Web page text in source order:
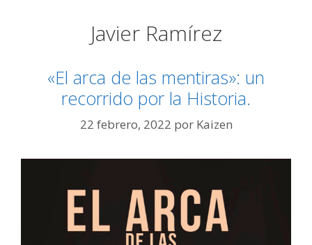
Javier Ramírez
«El arca de las mentiras»: un
recorrido por la Historia.
22 febrero, 2022 por Kaizen